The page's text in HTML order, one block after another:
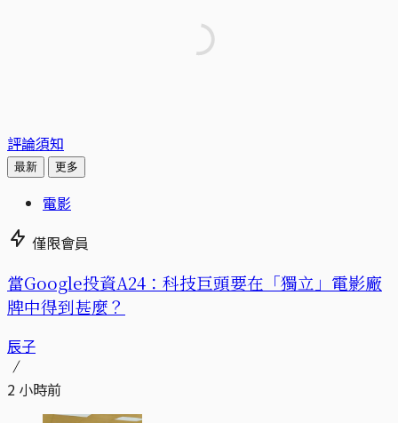
評論須知
最新 更多
電影
僅限會員
當Google投資A24：科技巨頭要在「獨立」電影廠
牌中得到甚麼？
辰子
2 小時前